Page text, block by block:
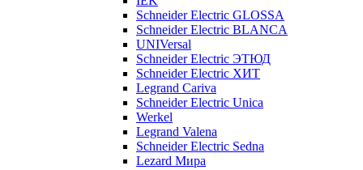
Schneider Electric GLOSSA
Schneider Electric BLANCA
UNIVersal
Schneider Electric ЭТЮД
Schneider Electric ХИТ
Legrand Cariva
Schneider Electric Unica
Werkel
Legrand Valena
Schneider Electric Sedna
Lezard Мира